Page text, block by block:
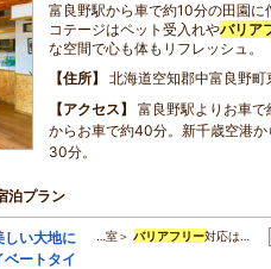
富良野駅から車で約10分の田園
コテージはペット受入れやバリア
な空間で心も体もリフレッシュ。
住所
北海道空知郡中富良野町
アクセス
富良野駅よりお車
からお車で約40分。新千歳空港
30分。
泊プラン
しい大地に
ートタイ
…室＞バリアフリー対応は…